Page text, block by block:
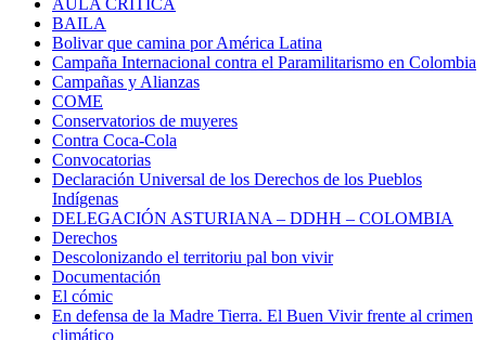
AULA CRÍTICA
BAILA
Bolivar que camina por América Latina
Campaña Internacional contra el Paramilitarismo en Colombia
Campañas y Alianzas
COME
Conservatorios de muyeres
Contra Coca-Cola
Convocatorias
Declaración Universal de los Derechos de los Pueblos
Indígenas
DELEGACIÓN ASTURIANA – DDHH – COLOMBIA
Derechos
Descolonizando el territoriu pal bon vivir
Documentación
El cómic
En defensa de la Madre Tierra. El Buen Vivir frente al crimen
climático